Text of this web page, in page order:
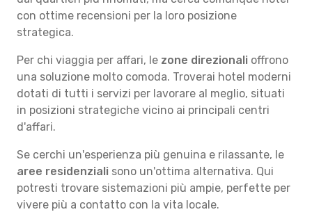
con ottime recensioni per la loro posizione
strategica.
Per chi viaggia per affari, le zone direzionali offrono
una soluzione molto comoda. Troverai hotel moderni
dotati di tutti i servizi per lavorare al meglio, situati
in posizioni strategiche vicino ai principali centri
d'affari.
Se cerchi un'esperienza più genuina e rilassante, le
aree residenziali sono un'ottima alternativa. Qui
potresti trovare sistemazioni più ampie, perfette per
vivere più a contatto con la vita locale.